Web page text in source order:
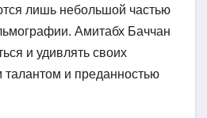
лишь небольшой частью
Амитабх Баччан
и удивлять своих
талантом и преданностью